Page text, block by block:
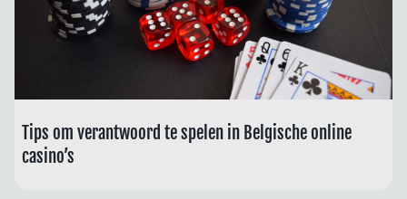
Tips om verantwoord te spelen in Belgische online
casino’s